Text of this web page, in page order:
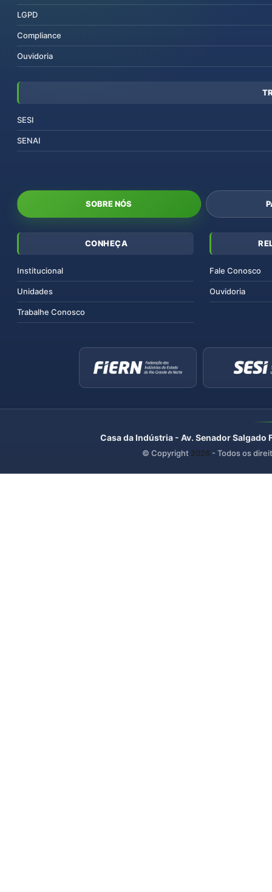
LGPD
Compliance
Ouvidoria
SESI
SENAI
SOBRE NÓS
CONHEÇA
Institucional
Unidades
Trabalhe Conosco
Fale Conosco
Ouvidoria
Casa da Indústria - Av. Senador
© Copyright 2026 - Todos os